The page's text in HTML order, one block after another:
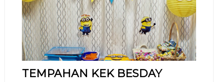
TEMPAHAN KEK BESDAY